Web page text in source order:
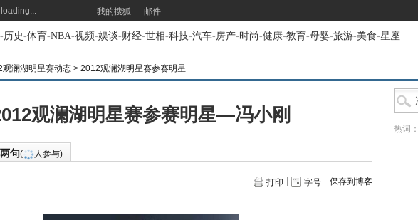
loading... 我的搜狐 邮件
-历史-体育-NBA-视频-娱谈-财经-世相-科技-汽车-房产-时尚-健康-教育-母婴-旅游-美食-星座
观澜湖明星赛动态 > 2012观澜湖明星赛参赛明星
观澜湖明星赛参赛明星—冯小刚
句( 人参与)
打印 字号 保存到博客
热词